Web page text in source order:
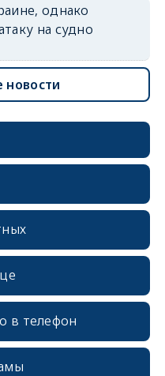
однако
на судно
новости
в телефон